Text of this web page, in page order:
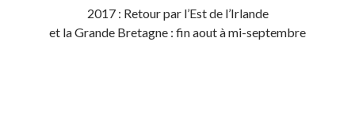
2017 : Retour par l’Est de l’Irlande
et la Grande Bretagne : fin aout à mi-septembre